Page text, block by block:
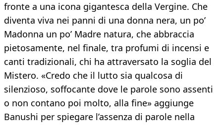
fronte a una icona gigantesca della Vergine. Che
diventa viva nei panni di una donna nera, un po’
Madonna un po’ Madre natura, che abbraccia
pietosamente, nel finale, tra profumi di incensi e
canti tradizionali, chi ha attraversato la soglia del
Mistero. «Credo che il lutto sia qualcosa di
silenzioso, soffocante dove le parole sono assenti
o non contano poi molto, alla fine» aggiunge
Banushi per spiegare l’assenza di parole nella